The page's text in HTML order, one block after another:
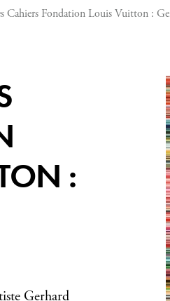
Cahiers Fondation Louis Vuitton :
:
Gerhard